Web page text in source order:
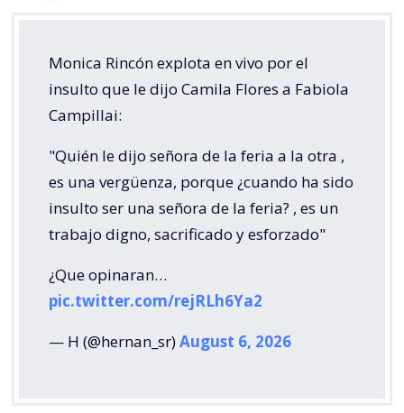
Monica Rincón explota en vivo por el
insulto que le dijo Camila Flores a Fabiola
Campillai:
"Quién le dijo señora de la feria a la otra ,
es una vergüenza, porque ¿cuando ha sido
insulto ser una señora de la feria? , es un
trabajo digno, sacrificado y esforzado"
¿Que opinaran…
pic.twitter.com/rejRLh6Ya2
— H (@hernan_sr)August 6, 2026